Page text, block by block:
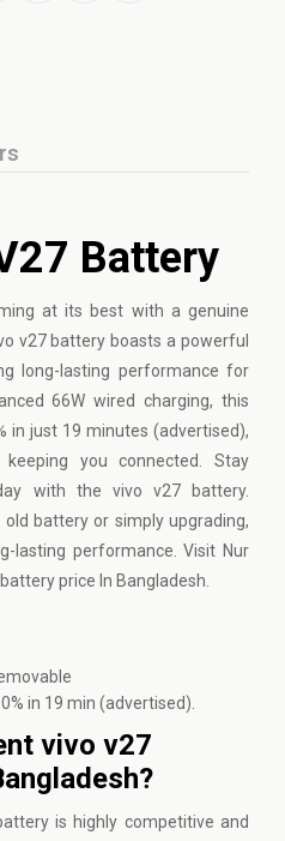
Battery
at its best with a genuine
v27 battery boasts a powerful
long-lasting performance for
66W wired charging, this
in just 19 minutes (advertised),
you connected. Stay
with the vivo v27 battery.
battery or simply upgrading,
lasting performance. Visit Nur
price In Bangladesh.
in 19 min (advertised).
vivo v27
is highly competitive and